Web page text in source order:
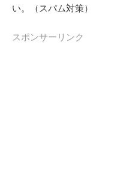
い。（スパム対策）
スポンサーリンク